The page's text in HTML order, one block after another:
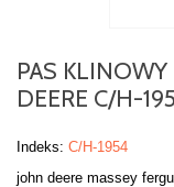
PAS
DEERE C/H-
Indeks: C/H-1954
john deere massey